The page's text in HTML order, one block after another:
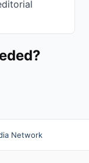
Network